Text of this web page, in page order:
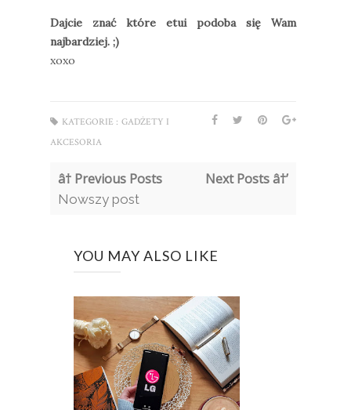
Dajcie znać które etui podoba się Wam
najbardziej. ;)
xoxo
KATEGORIE : GADŻETY I
AKCESORIA
â† Previous Posts
Nowszy post
Next Posts â†’
YOU MAY ALSO LIKE